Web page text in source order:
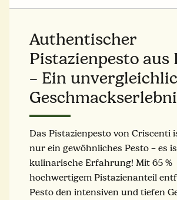
Authentischer
Pistazienpesto aus
– Ein
Das Pistazienpesto von Criscenti
nur ein gewöhnliches Pesto – es
kulinarische Erfahrung! Mit 65 %
hochwertigem Pistazienanteil
Pesto den intensiven und tiefen